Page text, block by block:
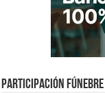
Participación fúnebre